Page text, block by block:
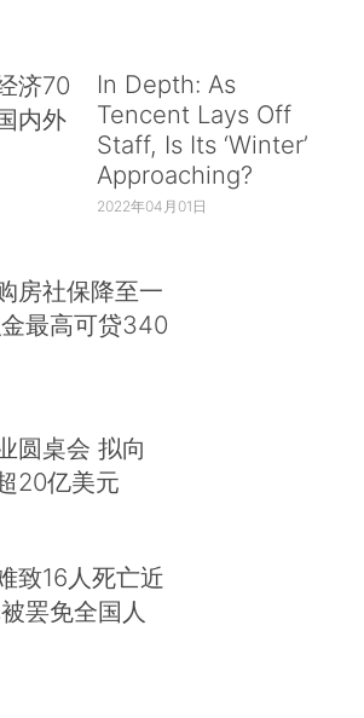
济70
内外
In Depth: As
Tencent Lays Off
Staff, Is Its ‘Winter’
Approaching?
2022年04月01日
房社保降至一
最高可贷340
圆桌会 拟向
20亿美元
致16人死亡近
罢免全国人